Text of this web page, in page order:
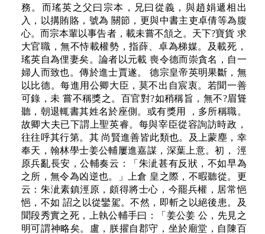
務。而瑤英之父曰宗本，兄曰從義，與趙娟遞相出
入，以搆賄賂，號為 關節，更與中書主吏卓倩等為腹
心。而宗本輩以事告者，載未嘗不頷之。天下?寶貨 求
大官職，無不恃載權勢，指薛、卓為梯媒。及載死，
瑤英自為俚妻矣。論者以元載 喪令德而崇貪名，自一
婦人而致也。傳於進士賈遂。 德宗皇帝英明果斷，無
以比德。每進用公卿大臣，莫不出自宸衷。若聞一善
可錄，未 嘗不稱獎之。百官對?如稍稱旨，無不?眉聳
聽，朝退輒書其姓名於座側。或有獎用 ，多所稱職。
故卿大夫已下謂上聖英睿。每與宰臣從容詢訪時政，
往往呼其行第。其 尚賢進善皆此類也。及上蒙塵，幸
奉天，翰林學士姜公輔屢進嘉謀，深葉上意。初， 涇
原兵亂長安，公輔奏云：「朱泚甚有反狀，不如早為
之所，無令為凶逆也。」上倉 皇之際，不暇聽從。更
云：朱泚素鎮涇原，頗得將士心，今罷兵權，居常悒
悒，不如 詔之以從鑾駕。不然，即斬之以絕後患。及
聞段秀實之死，上執公輔手曰：「姜公姜 公，先見之
明可謂神略矣。盧，朕擢自郡守，坐於廟堂，自陳百